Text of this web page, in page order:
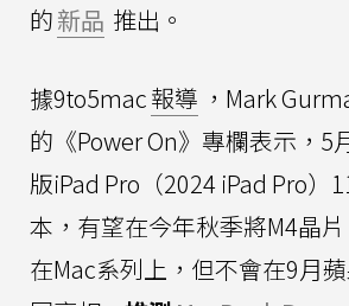
的新品 推出。
據9to5mac報導 ，Mark
的《Power On》專欄表示，5
版iPad Pro（2024 iPad Pro）
本，有望在今年秋季將M4晶
在Mac系列上，但不會在9月